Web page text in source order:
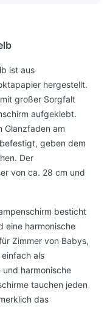
ist aus
hergestellt.
großer Sorgfalt
aufgeklebt.
Glanzfaden am
geben dem
Der
von ca. 28 cm und
besticht
eine harmonische
Zimmer von Babys,
als
und harmonische
tauchen jeden
das